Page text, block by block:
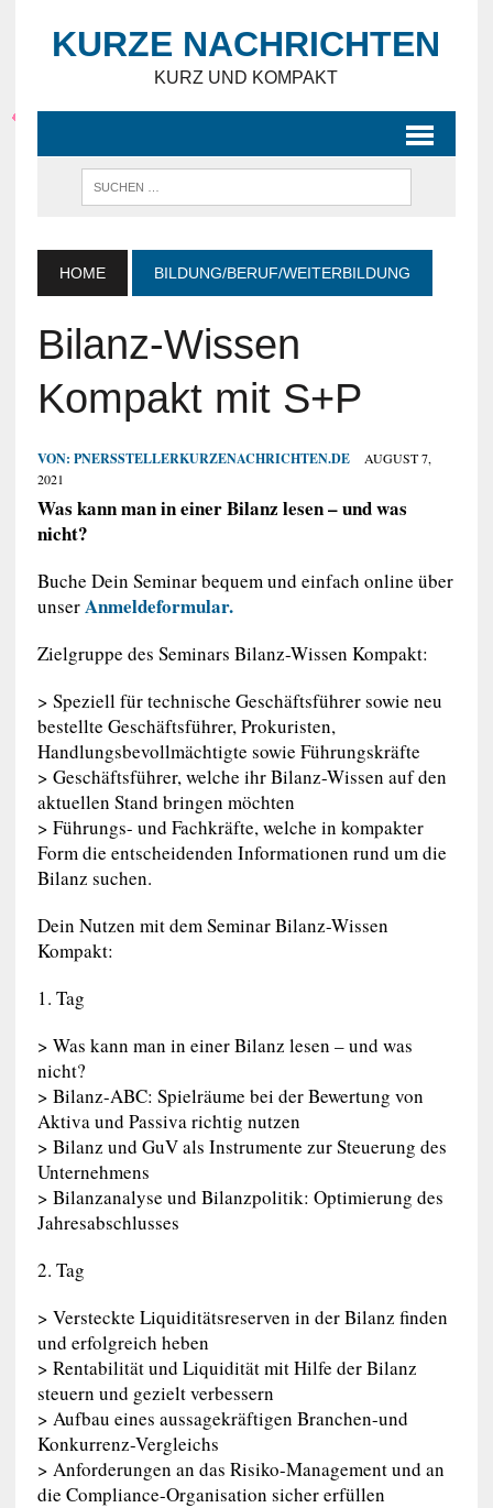
KURZE NACHRICHTEN
KURZ UND KOMPAKT
HOME BILDUNG/BERUF/WEITERBILDUNG
Bilanz-Wissen
Kompakt mit S+P
VON: PNERSSTELLERKURZENACHRICHTEN.DE
AUGUST 7,
2021
Was kann man in einer Bilanz lesen – und was
nicht?
Buche Dein Seminar bequem und einfach online über
unserAnmeldeformular.
Zielgruppe des Seminars Bilanz-Wissen Kompakt:
> Speziell für technische Geschäftsführer sowie neu
bestellte Geschäftsführer, Prokuristen,
Handlungsbevollmächtigte sowie Führungskräfte
> Geschäftsführer, welche ihr Bilanz-Wissen auf den
aktuellen Stand bringen möchten
> Führungs- und Fachkräfte, welche in kompakter
Form die entscheidenden Informationen rund um die
Bilanz suchen.
Dein Nutzen mit dem Seminar Bilanz-Wissen
Kompakt:
1. Tag
> Was kann man in einer Bilanz lesen – und was
nicht?
> Bilanz-ABC: Spielräume bei der Bewertung von
Aktiva und Passiva richtig nutzen
> Bilanz und GuV als Instrumente zur Steuerung des
Unternehmens
> Bilanzanalyse und Bilanzpolitik: Optimierung des
Jahresabschlusses
2. Tag
> Versteckte Liquiditätsreserven in der Bilanz finden
und erfolgreich heben
> Rentabilität und Liquidität mit Hilfe der Bilanz
steuern und gezielt verbessern
> Aufbau eines aussagekräftigen Branchen-und
Konkurrenz-Vergleichs
> Anforderungen an das Risiko-Management und an
die Compliance-Organisation sicher erfüllen